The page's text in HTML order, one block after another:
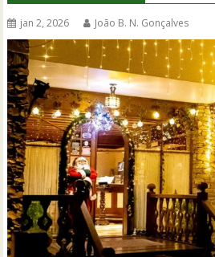
jan 2, 2026 João B. N. Gonçalves